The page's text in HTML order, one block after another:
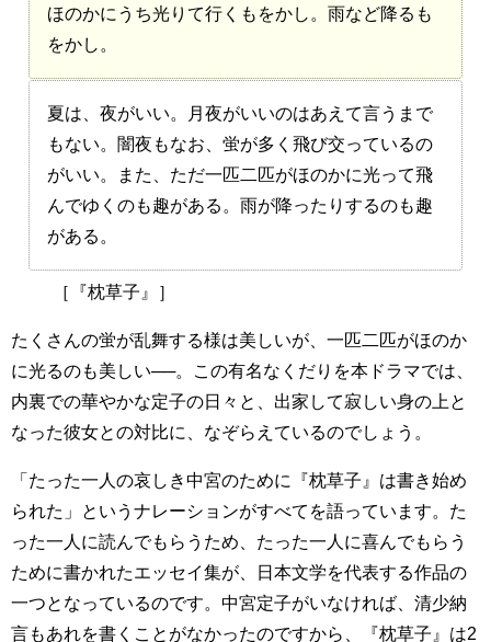
ほのかにうち光りて行くもをかし。雨など降るも
をかし。
夏は、夜がいい。月夜がいいのはあえて言うまで
もない。闇夜もなお、蛍が多く飛び交っているの
がいい。また、ただ一匹二匹がほのかに光って飛
んでゆくのも趣がある。雨が降ったりするのも趣
がある。
［『枕草子』］
たくさんの蛍が乱舞する様は美しいが、一匹二匹がほのか
に光るのも美しい──。この有名なくだりを本ドラマでは、
内裏での華やかな定子の日々と、出家して寂しい身の上と
なった彼女との対比に、なぞらえているのでしょう。
「たった一人の哀しき中宮のために『枕草子』は書き始め
られた」というナレーションがすべてを語っています。た
った一人に読んでもらうため、たった一人に喜んでもらう
ために書かれたエッセイ集が、日本文学を代表する作品の
一つとなっているのです。中宮定子がいなければ、清少納
言もあれを書くことがなかったのですから、『枕草子』は2